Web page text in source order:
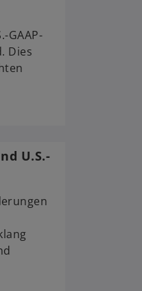
GAAP-
Dies
U.S.-